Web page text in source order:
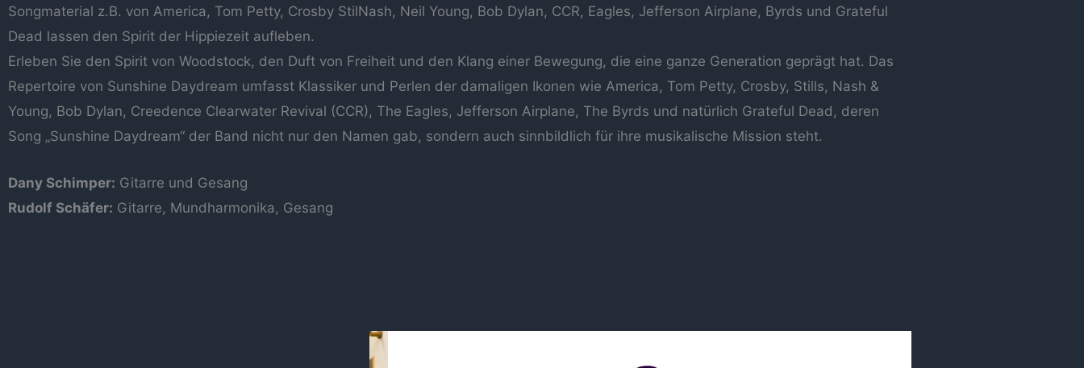
Songmaterial z.B. von America, Tom Petty, Crosby StilNash, Neil Young, Bob Dylan, CCR, Eagles, Jefferson Airplane, Byrds und Grateful
Dead lassen den Spirit der Hippiezeit aufleben.
Erleben Sie den Spirit von Woodstock, den Duft von Freiheit und den Klang einer Bewegung, die eine ganze Generation geprägt hat. Das
Repertoire von Sunshine Daydream umfasst Klassiker und Perlen der damaligen Ikonen wie America, Tom Petty, Crosby, Stills, Nash &
Young, Bob Dylan, Creedence Clearwater Revival (CCR), The Eagles, Jefferson Airplane, The Byrds und natürlich Grateful Dead, deren
Song „Sunshine Daydream“ der Band nicht nur den Namen gab, sondern auch sinnbildlich für ihre musikalische Mission steht.
Dany Schimper: Gitarre und Gesang
Rudolf Schäfer: Gitarre, Mundharmonika, Gesang